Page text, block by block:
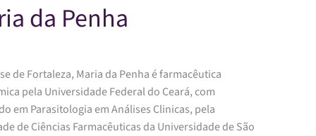
da Penha
de Fortaleza, Maria da Penha é farmacêutica
pela Universidade Federal do Ceará, com
em Parasitologia em Análises Clinicas, pela
de Ciências Farmacêuticas da Universidade de São